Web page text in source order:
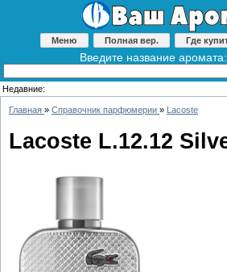
Меню Полная вер. Где
Введите название аромата:
Недавние:
Главная » Справочник парфюмерии » Lacoste
Lacoste L.12.12